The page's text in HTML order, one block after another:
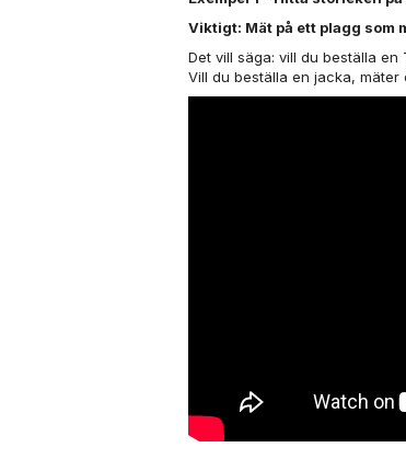
Viktigt: Mät på ett plagg som
Det vill säga: vill du beställa
Vill du beställa en jacka, mäter